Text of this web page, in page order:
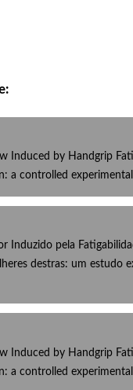
Induced by Handgrip
a controlled
Induzido pela
destras: um estudo
Induced by Handgrip
a controlled